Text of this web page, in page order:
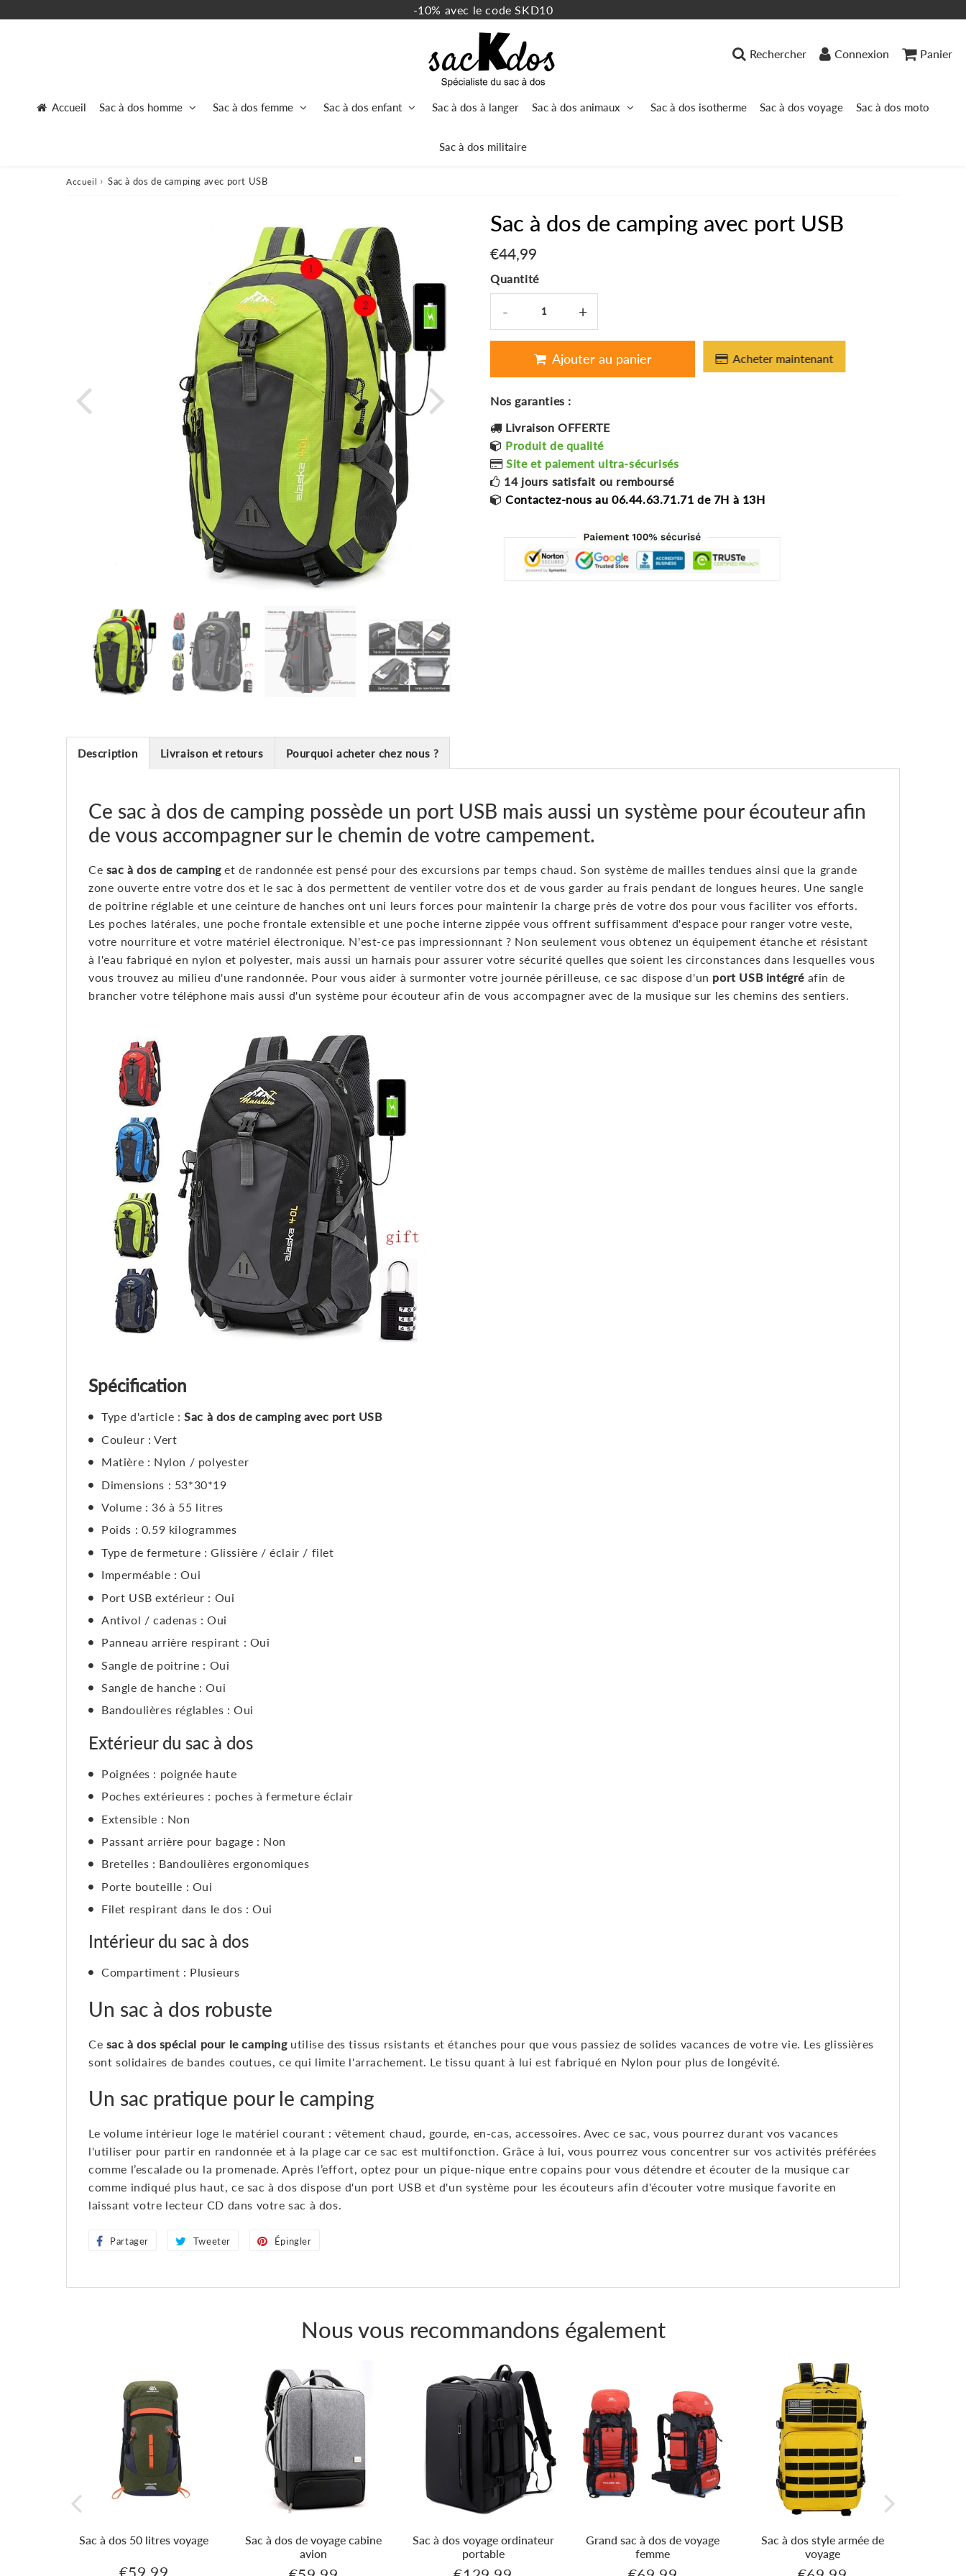
-10% avec le code SKD10
Rechercher Connexion Panier
Accueil Sac à dos homme Sac à dos femme Sac à dos enfant Sac à dos à langer Sac à dos animaux Sac à dos isotherme Sac à dos voyage Sac à dos moto
Sac à dos militaire
Accueil › Sac à dos de camping avec port USB
Sac à dos de camping avec port USB
€44,99
Quantité
- +
Ajouter au panier Acheter maintenant
Nos garanties :
Livraison OFFERTE
Produit de qualité
Site et paiement ultra-sécurisés
14 jours satisfait ou remboursé
Contactez-nous au 06.44.63.71.71 de 7H à 13H
Description Livraison et retours Pourquoi acheter chez nous ?
Ce sac à dos de camping possède un port USB mais aussi un système pour écouteur afin
de vous accompagner sur le chemin de votre campement.
Ce sac à dos de campinget de randonnée est pensé pour des excursions par temps chaud. Son système de mailles tendues ainsi que la grande
zone ouverte entre votre dos et le sac à dos permettent de ventiler votre dos et de vous garder au frais pendant de longues heures. Une sangle
de poitrine réglable et une ceinture de hanches ont uni leurs forces pour maintenir la charge près de votre dos pour vous faciliter vos efforts.
Les poches latérales, une poche frontale extensible et une poche interne zippée vous offrent suffisamment d'espace pour ranger votre veste,
votre nourriture et votre matériel électronique. N'est-ce pas impressionnant ? Non seulement vous obtenez un équipement étanche et résistant
à l'eau fabriqué en nylon et polyester, mais aussi un harnais pour assurer votre sécurité quelles que soient les circonstances dans lesquelles vous
vous trouvez au milieu d'une randonnée. Pour vous aider à surmonter votre journée périlleuse, ce sac dispose d'un port USB intégré afin de
brancher votre téléphone mais aussi d'un système pour écouteur afin de vous accompagner avec de la musique sur les chemins des sentiers.
Spécification
Type d'article :Sac à dos de camping avec port USB
Couleur : Vert
Matière : Nylon / polyester
Dimensions : 53*30*19
Volume : 36 à 55 litres
Poids : 0.59 kilogrammes
Type de fermeture : Glissière / éclair / filet
Imperméable : Oui
Port USB extérieur : Oui
Antivol / cadenas : Oui
Panneau arrière respirant : Oui
Sangle de poitrine : Oui
Sangle de hanche : Oui
Bandoulières réglables : Oui
Extérieur du sac à dos
Poignées : poignée haute
Poches extérieures : poches à fermeture éclair
Extensible : Non
Passant arrière pour bagage : Non
Bretelles : Bandoulières ergonomiques
Porte bouteille : Oui
Filet respirant dans le dos : Oui
Intérieur du sac à dos
Compartiment : Plusieurs
Un sac à dos robuste
Ce sac à dos spécial pour le campingutilise des tissus rsistants et étanches pour que vous passiez de solides vacances de votre vie. Les glissières
sont solidaires de bandes coutues, ce qui limite l'arrachement. Le tissu quant à lui est fabriqué en Nylon pour plus de longévité.
Un sac pratique pour le camping
Le volume intérieur loge le matériel courant : vêtement chaud, gourde, en-cas, accessoires. Avec ce sac, vous pourrez durant vos vacances
l'utiliser pour partir en randonnée et à la plage car ce sac est multifonction. Grâce à lui, vous pourrez vous concentrer sur vos activités préférées
comme l’escalade ou la promenade. Après l’effort, optez pour un pique-nique entre copains pour vous détendre et écouter de la musique car
comme indiqué plus haut, ce sac à dos dispose d'un port USB et d'un système pour les écouteurs afin d'écouter votre musique favorite en
laissant votre lecteur CD dans votre sac à dos.
Partager
PartagerTweeter
TweeterÉpingler
Nous vous recommandons également
Sac à dos 50 litres voyage
€59,99
Sac à dos de voyage cabine
avion
Sac à dos voyage ordinateur
portable
Grand sac à dos de voyage
femme
Sac à dos style armée de
voyage